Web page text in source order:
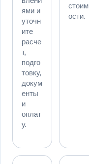
ями и
уточн
ите
расче
т,
подго
товку,
докум
енты
и
оплат
у.
стоим
ости.